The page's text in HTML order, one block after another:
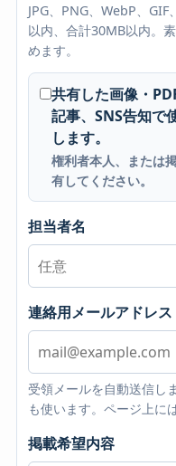
JPG、PNG、WebP、
以内、合計30MB以内。
めます。
共有した画像・
記事、SNS告知で
します。
権利者本人、または
有してください。
担当者名
連絡用メールアドレス
受領メールを自動送信し
も使います。ページ上に
掲載希望内容